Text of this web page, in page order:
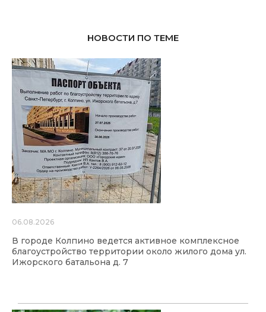
НОВОСТИ ПО ТЕМЕ
06.08.2026
В городе Колпино ведется активное комплексное
благоустройство территории около жилого дома ул.
Ижорского батальона д. 7